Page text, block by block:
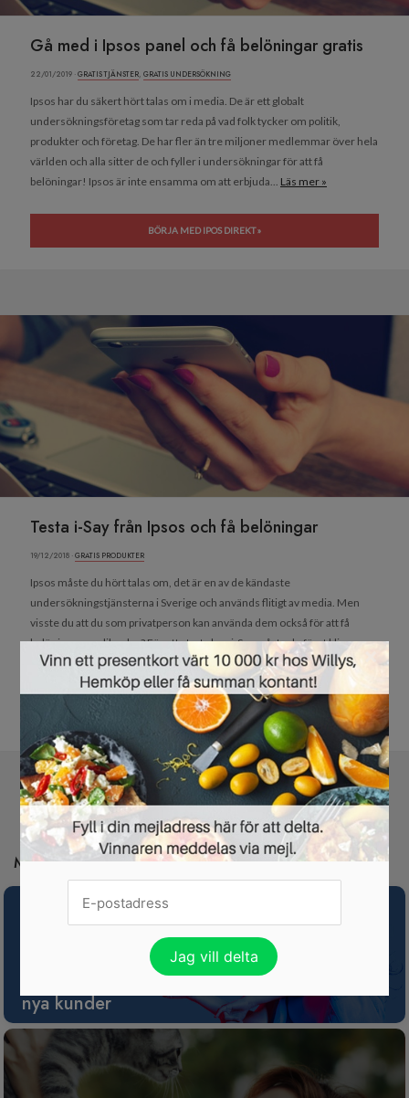
Gå med i Ipsos panel och få belöningar gratis
22/01/2019 ·GRATIS TJÄNSTER, GRATIS UNDERSÖKNING
Ipsos har du säkert hört talas om i media. De är ett globalt
undersökningsföretag som tar reda på vad folk tycker om politik,
produkter och företag. De har fler än tre miljoner medlemmar över hela
världen och alla sitter de och fyller i undersökningar för att få
belöningar! Ipsos är inte ensamma om att erbjuda... Läs mer »
BÖRJA MED IPOS DIREKT »
Testa i-Say från Ipsos och få belöningar
19/12/2018 ·GRATIS PRODUKTER
Ipsos måste du hört talas om, det är en av de kändaste
undersökningstjänsterna i Sverige och används flitigt av media. Men
visste du att du som privatperson kan använda dem också för att få
belöningar av olika slag? För att starta hos i-Say måste du först bli
medlem, och det blir du genom att skapa...Läs mer »
UTFÖR DIN FÖRSTA UNDERSÖKNING NU »
Missa inte de här erbjudandena heller:
Spotify Premium nu gratis i 3 månader för
nya kunder